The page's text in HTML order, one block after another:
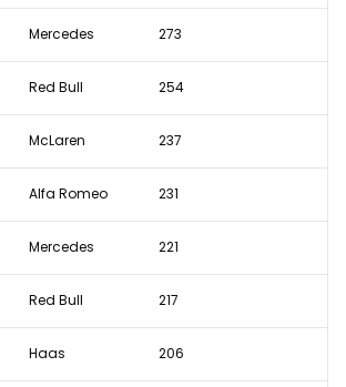
Mercedes 273
Red Bull 254
McLaren 237
Alfa Romeo 231
Mercedes 221
Red Bull 217
Haas 206